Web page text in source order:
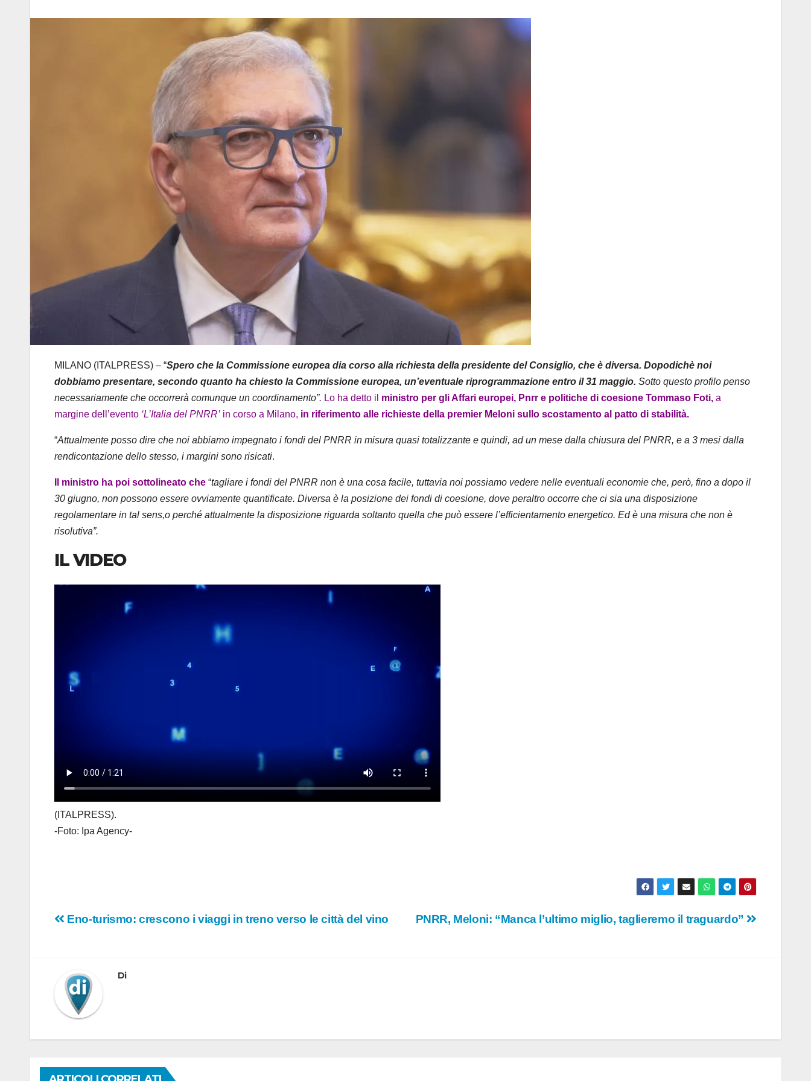
MILANO (ITALPRESS) – “Spero che la Commissione europea dia corso alla richiesta della presidente del Consiglio, che è diversa. Dopodichè noi
dobbiamo presentare, secondo quanto ha chiesto la Commissione europea, un’eventuale riprogrammazione entro il 31 maggio. Sotto questo profilo penso
necessariamente che occorrerà comunque un coordinamento”. Lo ha detto il ministro per gli Affari europei, Pnrr e politiche di coesione Tommaso Foti, a
margine dell’evento ‘L’Italia del PNRR’ in corso a Milano, in riferimento alle richieste della premier Meloni sullo scostamento al patto di stabilità.
“Attualmente posso dire che noi abbiamo impegnato i fondi del PNRR in misura quasi totalizzante e quindi, ad un mese dalla chiusura del PNRR, e a 3 mesi dalla
rendicontazione dello stesso, i margini sono risicati.
Il ministro ha poi sottolineato che “tagliare i fondi del PNRR non è una cosa facile, tuttavia noi possiamo vedere nelle eventuali economie che, però, fino a dopo il
30 giugno, non possono essere ovviamente quantificate. Diversa è la posizione dei fondi di coesione, dove peraltro occorre che ci sia una disposizione
regolamentare in tal sens,o perché attualmente la disposizione riguarda soltanto quella che può essere l’efficientamento energetico. Ed è una misura che non è
risolutiva”.
IL VIDEO
(ITALPRESS).
-Foto: Ipa Agency-
Navigazione
PNRR, Meloni: “Manca l’ultimo miglio, taglieremo il traguardo”
Eno-turismo: crescono i viaggi in treno verso le città del vino
Di